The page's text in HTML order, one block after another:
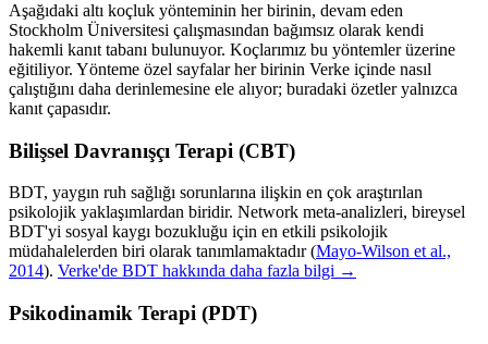
Aşağıdaki altı koçluk yönteminin her birinin, devam eden
Stockholm Üniversitesi çalışmasından bağımsız olarak kendi
hakemli kanıt tabanı bulunuyor. Koçlarımız bu yöntemler üzerine
eğitiliyor. Yönteme özel sayfalar her birinin Verke içinde nasıl
çalıştığını daha derinlemesine ele alıyor; buradaki özetler yalnızca
kanıt çapasıdır.
Bilişsel Davranışçı Terapi (CBT)
BDT, yaygın ruh sağlığı sorunlarına ilişkin en çok araştırılan
psikolojik yaklaşımlardan biridir. Network meta-analizleri, bireysel
BDT'yi sosyal kaygı bozukluğu için en etkili psikolojik
müdahalelerden biri olarak tanımlamaktadır (Mayo-Wilson et al.,
2014). Verke'de BDT hakkında daha fazla bilgi →
Psikodinamik Terapi (PDT)